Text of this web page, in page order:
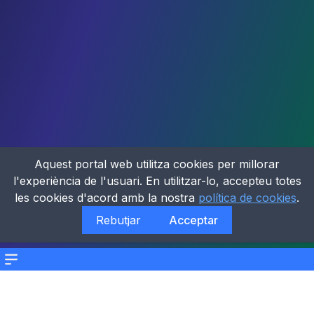
Menu
Aquest portal web utilitza cookies per millorar
l'experiència de l'usuari. En utilitzar-lo, accepteu totes
les cookies d'acord amb la nostra política de cookies.
Rebutjar
Acceptar